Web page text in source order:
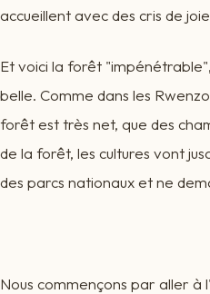
accueillent avec des cris de
Et voici la forêt
belle. Comme dans les
forêt est très net, que des
de la forêt, les cultures vont
des parcs nationaux et ne
Nous commençons par aller